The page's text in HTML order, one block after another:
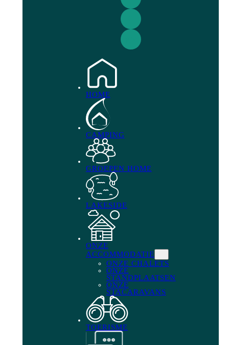
HOME
CAMPING
GROEPEN HOME
LAKESIDE
ONZE
ACCOMMODATIE
ONZE CHALETS
ONZE
STANDPLAATSEN
ONZE
STACARAVANS
TOERISME